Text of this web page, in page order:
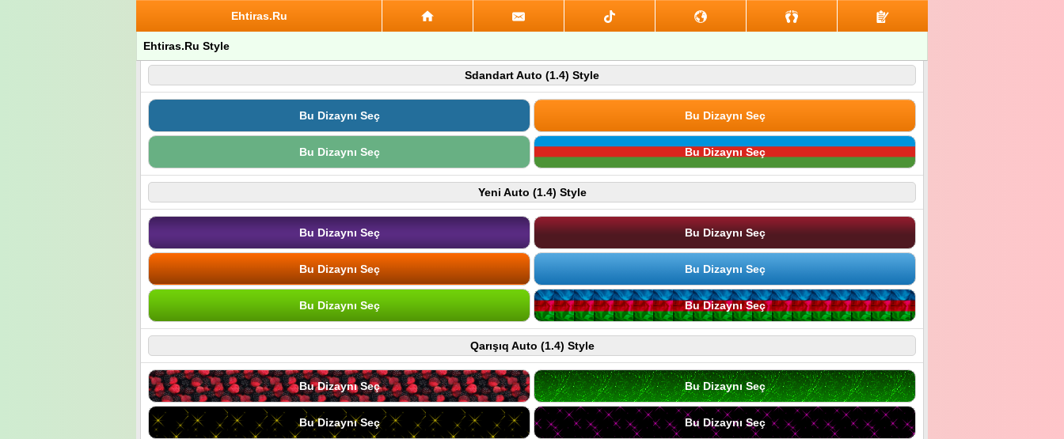
Ehtiras.Ru
Ehtiras.Ru Style
Sdandart Auto (1.4) Style
Bu Dizaynı Seç Bu Dizaynı Seç
Bu Dizaynı Seç Bu Dizaynı Seç
Yeni Auto (1.4) Style
Bu Dizaynı Seç Bu Dizaynı Seç
Bu Dizaynı Seç Bu Dizaynı Seç
Bu Dizaynı Seç Bu Dizaynı Seç
Qarışıq Auto (1.4) Style
Bu Dizaynı Seç Bu Dizaynı Seç
Bu Dizaynı Seç Bu Dizaynı Seç